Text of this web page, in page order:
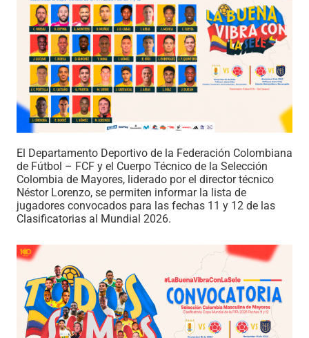
El Departamento Deportivo de la Federación Colombiana
de Fútbol – FCF y el Cuerpo Técnico de la Selección
Colombia de Mayores, liderado por el director técnico
Néstor Lorenzo, se permiten informar la lista de
jugadores convocados para las fechas 11 y 12 de las
Clasificatorias al Mundial 2026.